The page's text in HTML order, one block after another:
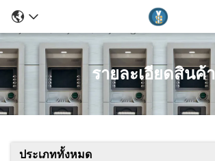
รายละเอียดสินค้า
ประเภททั้งหมด